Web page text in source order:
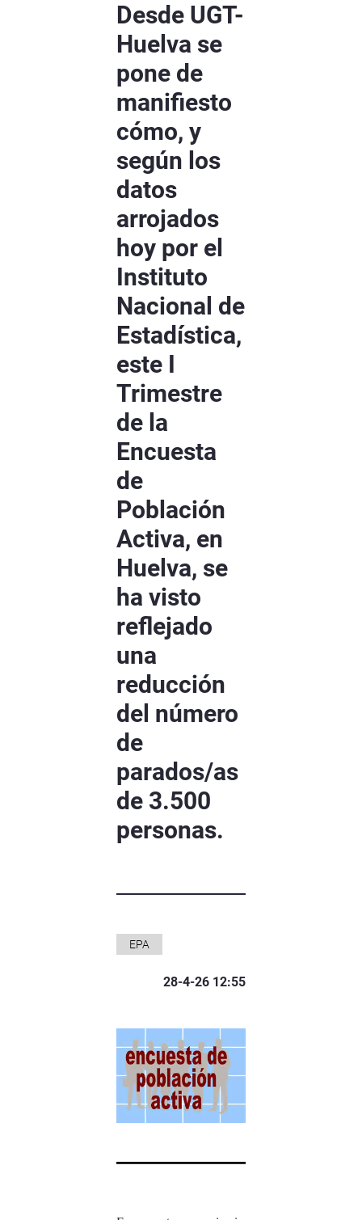
Desde UGT-
Huelva se
pone de
manifiesto
cómo, y
según los
datos
arrojados
hoy por el
Instituto
Nacional de
Estadística,
este I
Trimestre
de la
Encuesta
de
Población
Activa, en
Huelva, se
ha visto
reflejado
una
reducción
del número
de
parados/as
de 3.500
personas.
EPA
28-4-26 12:55